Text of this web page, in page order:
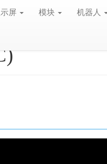
屏 模块 机器人